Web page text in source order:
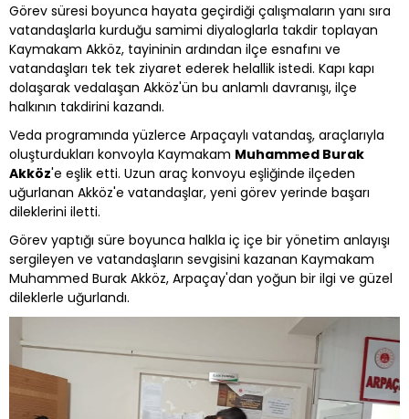
Görev süresi boyunca hayata geçirdiği çalışmaların yanı sıra
vatandaşlarla kurduğu samimi diyaloglarla takdir toplayan
Kaymakam Akköz, tayininin ardından ilçe esnafını ve
vatandaşları tek tek ziyaret ederek helallik istedi. Kapı kapı
dolaşarak vedalaşan Akköz'ün bu anlamlı davranışı, ilçe
halkının takdirini kazandı.
Veda programında yüzlerce Arpaçaylı vatandaş, araçlarıyla
oluşturdukları konvoyla Kaymakam Muhammed Burak
Akköz'e eşlik etti. Uzun araç konvoyu eşliğinde ilçeden
uğurlanan Akköz'e vatandaşlar, yeni görev yerinde başarı
dileklerini iletti.
Görev yaptığı süre boyunca halkla iç içe bir yönetim anlayışı
sergileyen ve vatandaşların sevgisini kazanan Kaymakam
Muhammed Burak Akköz, Arpaçay'dan yoğun bir ilgi ve güzel
dileklerle uğurlandı.